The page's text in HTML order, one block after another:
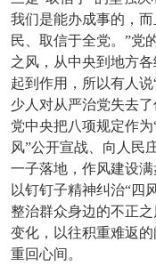
我们是能办成事的，
民、取信于全党。”党
之风，从中央到地方
起到作用，所以有人
少人对从严治党失去
党中央把八项规定作
风”公开宣战、向人民
一子落地，作风建设
以钉钉子精神纠治“四
整治群众身边的不正
变化，以往积重难返
重回心间。